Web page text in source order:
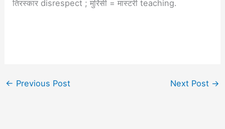
तिरस्कार disrespect ; मुर्रिसी = मास्टरी teaching.
← Previous Post Next Post →